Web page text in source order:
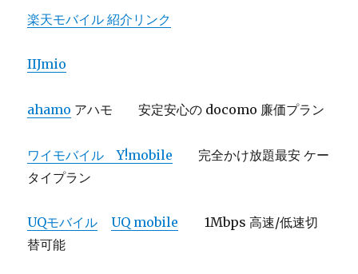
楽天モバイル 紹介リンク
IIJmio
ahamo アハモ 安定安心の docomo 廉価プラン
ワイモバイル Y!mobile 完全かけ放題最安 ケー
タイプラン
UQモバイル UQ mobile
1Mbps 高速/低速切
替可能